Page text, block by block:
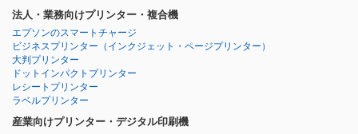
法人・業務向けプリンター・複合機
エプソンのスマートチャージ
ビジネスプリンター （インクジェット・ページプリンター）
大判プリンター
ドットインパクトプリンター
レシートプリンター
ラベルプリンター
産業向けプリンター・デジタル印刷機